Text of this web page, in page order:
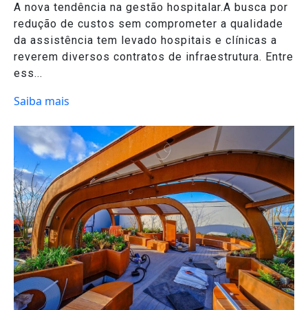
A nova tendência na gestão hospitalar.A busca por
redução de custos sem comprometer a qualidade
da assistência tem levado hospitais e clínicas a
reverem diversos contratos de infraestrutura. Entre
ess...
Saiba mais